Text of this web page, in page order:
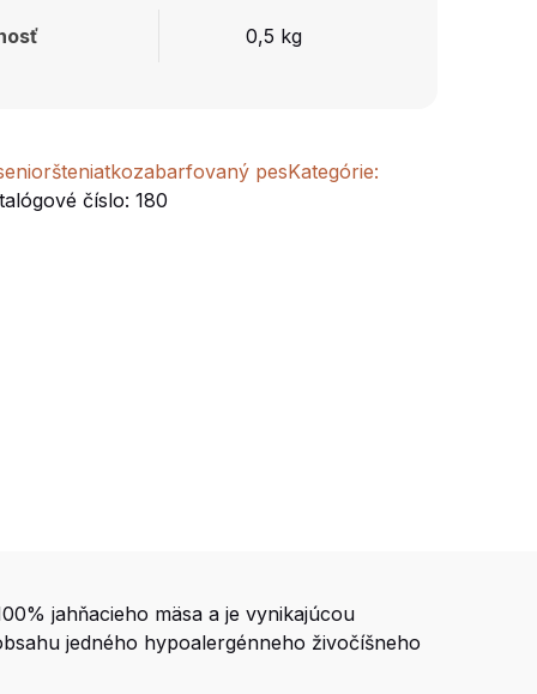
0,5 kg
šteniatkozabarfovaný pesKategórie:
číslo: 180
jahňacieho mäsa a je vynikajúcou
jedného hypoalergénneho živočíšneho